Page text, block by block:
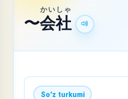
〜会
かい
社
しゃ
Soʻz turkumi